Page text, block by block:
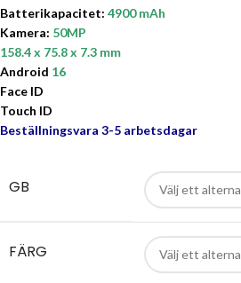
Batterikapacitet: 4900 mAh
Kamera: 50MP
158.4 x 75.8 x 7.3 mm
Android 16
Face ID
Touch ID
Beställningsvara 3-5 arbetsdagar
GB
FÄRG